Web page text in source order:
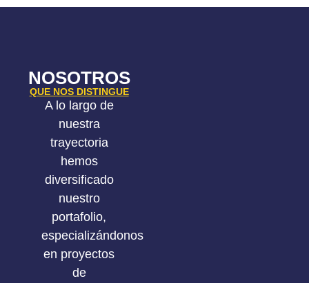
NOSOTROS
QUE NOS DISTINGUE
A lo largo de
nuestra
trayectoria
hemos
diversificado
nuestro
portafolio,
especializándonos
en proyectos
de